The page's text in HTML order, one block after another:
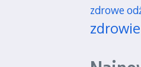
zdrowe